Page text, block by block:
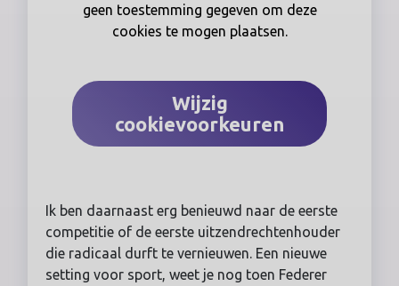
geen toestemming gegeven om deze
cookies te mogen plaatsen.
Wijzig
cookievoorkeuren
Ik ben daarnaast erg benieuwd naar de eerste
competitie of de eerste uitzendrechtenhouder
die radicaal durft te vernieuwen. Een nieuwe
setting voor sport, weet je nog toen Federer